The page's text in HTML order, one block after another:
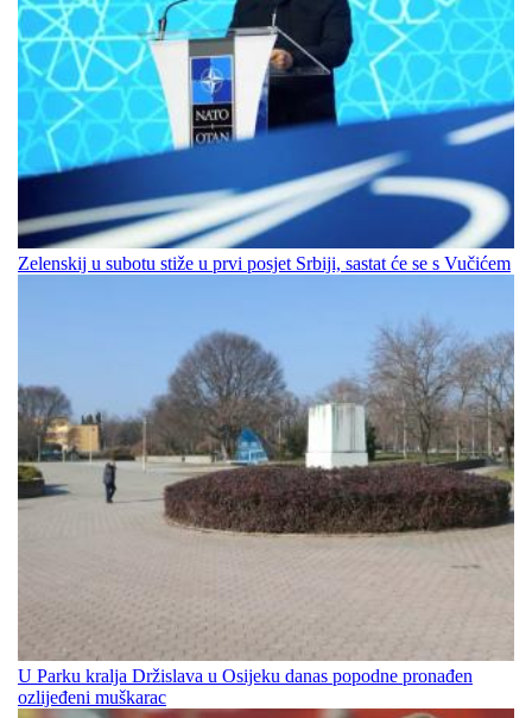
Zelenskij u subotu stiže u prvi posjet Srbiji, sastat će se s Vučićem
U Parku kralja Držislava u Osijeku danas popodne pronađen
ozlijeđeni muškarac